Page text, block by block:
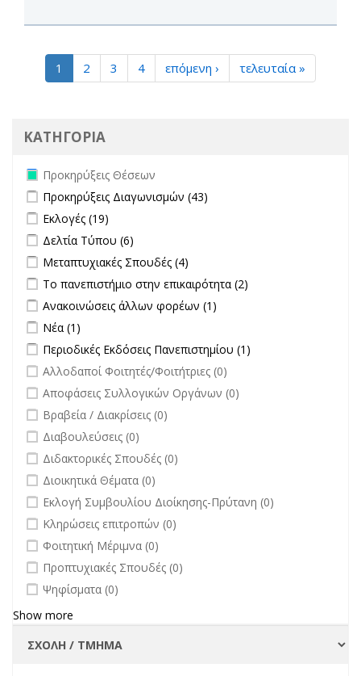
1 2 3 4 επόμενη › τελευταία »
ΚΑΤΗΓΟΡΙΑ
Remove Προκηρύξεις Θέσεων filter
Προκηρύξεις Θέσεων
Apply Προκηρύξεις Διαγωνισμών filter
Προκηρύξεις Διαγωνισμών (43)
Apply Εκλογές filter
Εκλογές (19)
Apply Δελτία Τύπου filter
Δελτία Τύπου (6)
Apply Μεταπτυχιακές Σπουδές filter
Μεταπτυχιακές Σπουδές (4)
Apply Το πανεπιστήμιο στην επικαιρότητα filter
Το πανεπιστήμιο στην επικαιρότητα (2)
Apply Ανακοινώσεις άλλων φορέων filter
Ανακοινώσεις άλλων φορέων (1)
Apply Νέα filter
Νέα (1)
Apply Περιοδικές Εκδόσεις Πανεπιστημίου filter
Περιοδικές Εκδόσεις Πανεπιστημίου (1)
undefined
Αλλοδαποί Φοιτητές/Φοιτήτριες (0)
undefined
Αποφάσεις Συλλογικών Οργάνων (0)
undefined
Βραβεία / Διακρίσεις (0)
undefined
Διαβουλεύσεις (0)
undefined
Διδακτορικές Σπουδές (0)
undefined
Διοικητικά Θέματα (0)
undefined
Εκλογή Συμβουλίου Διοίκησης-Πρύτανη (0)
undefined
Κληρώσεις επιτροπών (0)
undefined
Φοιτητική Μέριμνα (0)
undefined
Προπτυχιακές Σπουδές (0)
undefined
Ψηφίσματα (0)
Show more